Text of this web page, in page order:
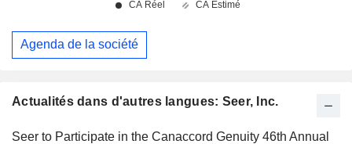
Actualités dans d'autres langues: Seer, Inc.
Seer to Participate in the Canaccord Genuity 46th Annual
Agenda de la société